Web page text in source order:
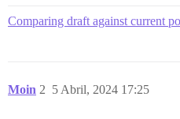
Comparing draft against current
Moin 5 Abril, 2024 17:25
2